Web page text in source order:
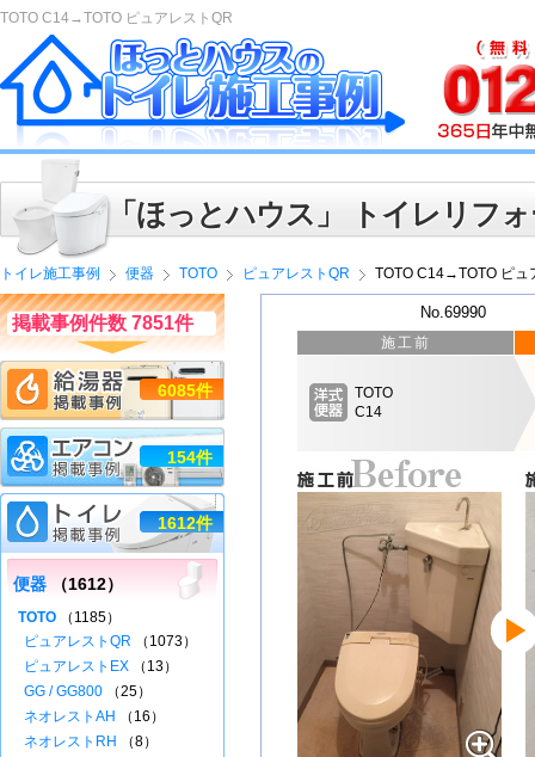
TOTO C14→TOTO ピュアレストQR
「ほっとハウス」 トイレリフ
トイレ施工事例 便器 TOTO ピュアレストQR TOTO C14→TOTO ピュ
No.69990
施工前
TOTO
C14
掲載事例件数 7851件
6085件
154件
1612件
便器 （1612）
TOTO （1185）
ピュアレストQR （1073）
ピュアレストEX （13）
GG / GG800 （25）
ネオレストAH
（16）
ネオレストRH
（8）